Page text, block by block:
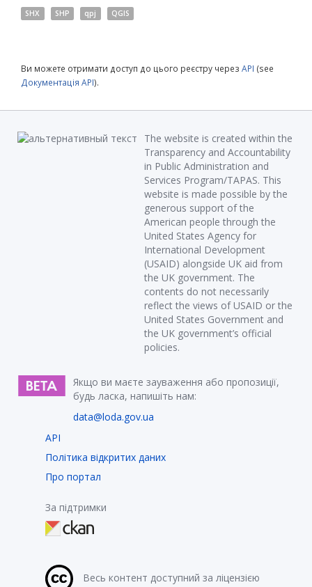
SHX SHP qpj QGIS
Ви можете отримати доступ до цього реєстру через API (see
Документація API).
The website is created within the
Transparency and Accountability
in Public Administration and
Services Program/TAPAS. This
website is made possible by the
generous support of the
American people through the
United States Agency for
International Development
(USAID) alongside UK aid from
the UK government. The
contents do not necessarily
reflect the views of USAID or the
United States Government and
the UK government’s official
policies.
Якщо ви маєте зауваження або пропозиції,
будь ласка, напишіть нам:
data@loda.gov.ua
API
Політика відкритих даних
Про портал
За підтримки
Весь контент доступний за ліцензією